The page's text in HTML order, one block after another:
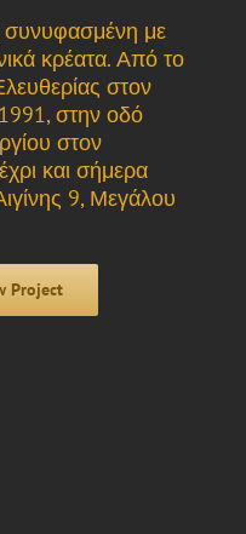
συνυφασμένη με
κρέατα. Από το
στον
στην οδό
στον
και σήμερα
9, Μεγάλου
Project